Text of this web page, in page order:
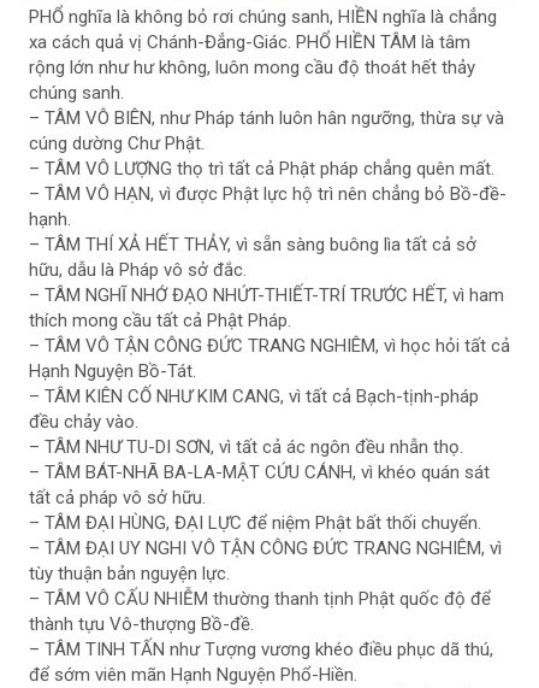
PHỔ nghĩa là không bỏ rơi chúng sanh, HIỀN nghĩa là chẳng
xa cách quả vị Chánh-Đẳng-Giác. PHỔ HIỀN TÂM là tâm
rộng lớn như hư không, luôn mong cầu độ thoát hết thảy
chúng sanh.
– TÂM VÔ BIÊN, như Pháp tánh luôn hân ngưỡng, thừa sự và
cúng dường Chư Phật.
– TÂM VÔ LƯỢNG thọ trì tất cả Phật pháp chẳng quên mất.
– TÂM VÔ HẠN, vì được Phật lực hộ trì nên chẳng bỏ Bồ-đề-
hạnh.
– TÂM THÍ XẢ HẾT THẢY, vì sẵn sàng buông lìa tất cả sở
hữu, dẫu là Pháp vô sở đắc.
– TÂM NGHĨ NHỚ ĐẠO NHỨT-THIẾT-TRÍ TRƯỚC HẾT, vì ham
thích mong cầu tất cả Phật Pháp.
– TÂM VÔ TẬN CÔNG ĐỨC TRANG NGHIÊM, vì học hỏi tất cả
Hạnh Nguyện Bồ-Tát.
– TÂM KIÊN CỐ NHƯ KIM CANG, vì tất cả Bạch-tịnh-pháp
đều chảy vào.
– TÂM NHƯ TU-DI SƠN, vì tất cả ác ngôn đều nhẫn thọ.
– TÂM BÁT-NHÃ BA-LA-MẬT CỨU CÁNH, vì khéo quán sát
tất cả pháp vô sở hữu.
– TÂM ĐẠI HÙNG, ĐẠI LỰC để niệm Phật bất thối chuyển.
– TÂM ĐẠI UY NGHI VÔ TẬN CÔNG ĐỨC TRANG NGHIÊM, vì
tùy thuận bản nguyện lực.
– TÂM VÔ CẤU NHIỄM thường thanh tịnh Phật quốc độ để
thành tựu Vô-thượng Bồ-đề.
– TÂM TINH TẤN như Tượng vương khéo điều phục dã thú,
để sớm viên mãn Hạnh Nguyện Phổ-Hiền.